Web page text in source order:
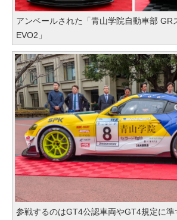
アンベールされた「青山学院自動車部 GR
EVO2」
参戦するのはGT4公認車両やGT4規定に準